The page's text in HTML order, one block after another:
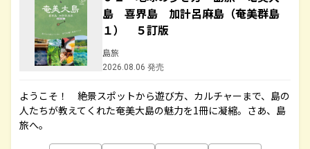
島 喜界島 加計呂麻島（奄美群島
１） ５訂版
島旅
2026.08.06 発売
ようこそ！ 絶景スポットから遊び方、カルチャーまで、島の
人たちが教えてくれた奄美大島の魅力を1冊に凝縮。さあ、島
旅へ。